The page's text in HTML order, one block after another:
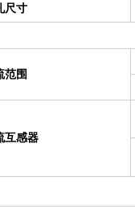
尺寸
范围
互感器